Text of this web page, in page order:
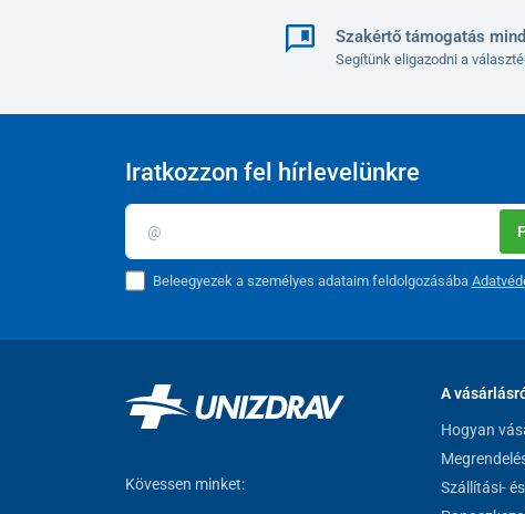
Szakértő támogatás
Segítünk eligazodni a
Iratkozzon fel hírlevelünkre
Beleegyezek a személyes adataim feldolgozásába
Kövessen minket:
A
Hogyan
Szállítási-